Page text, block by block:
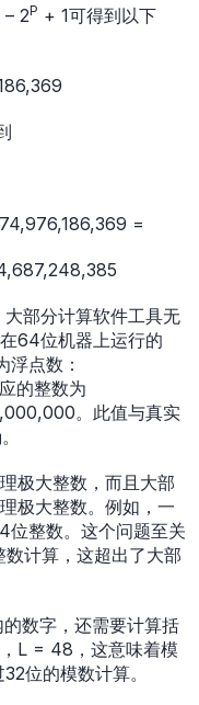
– 2P + 1可得到以下
=
部分计算软件工具无
64位机器上运行的
浮点数：
的整数为
。此值与真实
极大整数，而且大部
极大整数。例如，一
位整数。这个问题至关
计算，这超出了大部
数字，还需要计算括
L = 48，这意味着模
位的模数计算。